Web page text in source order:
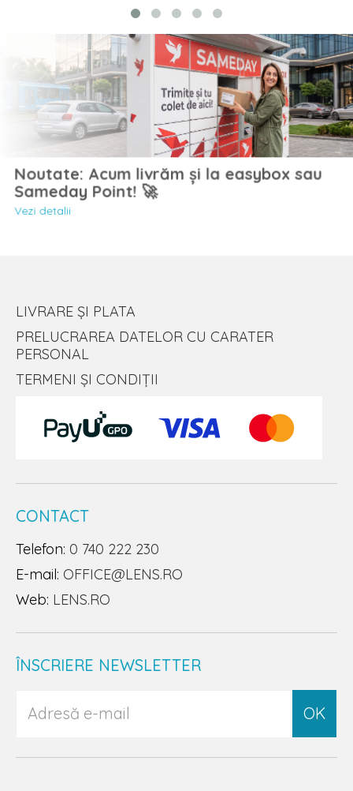
Noutate: Acum livrăm și la easybox sau
Sameday Point! 🚀
Vezi detalii
LIVRARE ȘI PLATA
PRELUCRAREA DATELOR CU CARATER
PERSONAL
TERMENI ȘI CONDIȚII
CONTACT
Telefon: 0 740 222 230
E-mail: OFFICE@LENS.RO
Web: LENS.RO
ÎNSCRIERE NEWSLETTER
OK